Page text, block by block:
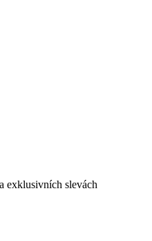
exklusivních slevách